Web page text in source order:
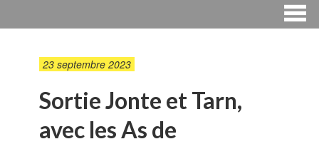
23 septembre 2023
Sortie Jonte et Tarn,
avec les As de